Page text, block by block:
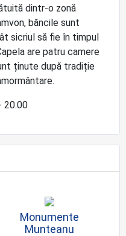
dintr-o zonă
băncile sunt
sicriul să fie în timpul
are patru camere
ținute după tradiție
20.00
Monumente
Munteanu